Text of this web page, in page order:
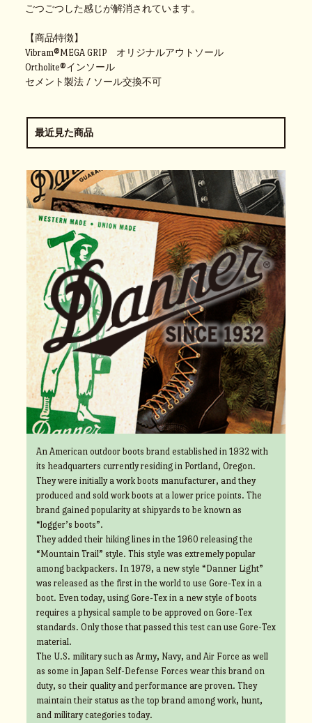
ごつごつした感じが解消されています。
【商品特徴】
Vibram®MEGA GRIP オリジナルアウトソール
Ortholite®インソール
セメント製法 / ソール交換不可
最近見た商品
An American outdoor boots brand established in 1932 with
its headquarters currently residing in Portland, Oregon.
They were initially a work boots manufacturer, and they
produced and sold work boots at a lower price points. The
brand gained popularity at shipyards to be known as
“logger’s boots”.
They added their hiking lines in the 1960 releasing the
“Mountain Trail” style. This style was extremely popular
among backpackers. In 1979, a new style “Danner Light”
was released as the first in the world to use Gore-Tex in a
boot. Even today, using Gore-Tex in a new style of boots
requires a physical sample to be approved on Gore-Tex
standards. Only those that passed this test can use Gore-Tex
material.
The U.S. military such as Army, Navy, and Air Force as well
as some in Japan Self-Defense Forces wear this brand on
duty, so their quality and performance are proven. They
maintain their status as the top brand among work, hunt,
and military categories today.